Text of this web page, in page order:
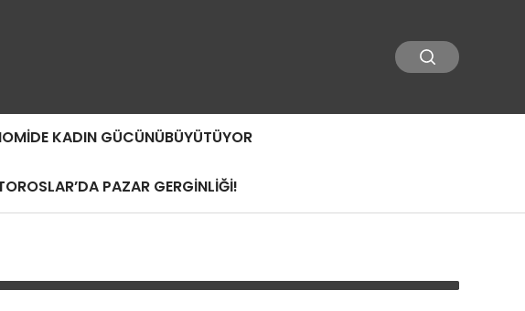
KADIN GÜCÜNÜBÜYÜTÜYOR
PAZAR GERGİNLİĞİ!